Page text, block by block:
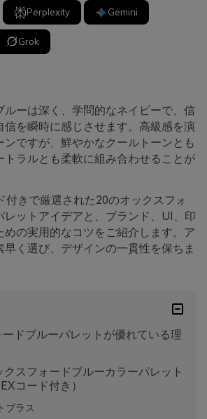
Perplexity Gemini
Grok
ルーは深く、学問的なネイビーで、信
信を瞬時に感じさせます。高級感を演
ンですが、鮮やかなクールトーンとも
トラルとも柔軟に組み合わせることが
付きで厳選された20のオックスフォ
レットアイデアと、ブランド、UI、印
めの実用的なコツをご紹介します。ア
早く選び、デザインの一貫性を保ちま
ドブルーパレットが優れている理
クスフォードブルーカラーパレット
コード付き）
ブラス